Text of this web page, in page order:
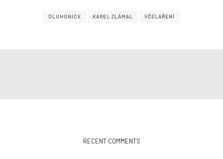
DLUHONICE KAREL ZLÁMAL VČELAŘENÍ
RECENT COMMENTS